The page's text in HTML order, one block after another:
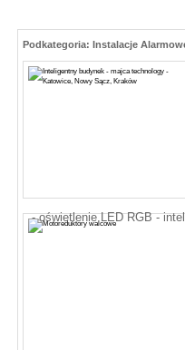
Podkategoria: Instalacje
- oświetlenie LED RGB -